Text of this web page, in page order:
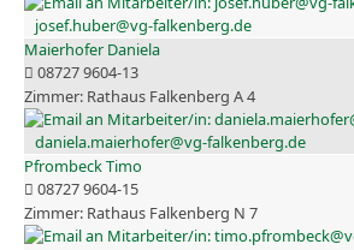
josef.huber@vg-falkenberg.de
Maierhofer Daniela
08727 9604-13
Rathaus Falkenberg A 4
daniela.maierhofer@vg-falkenberg.de
Pfrombeck Timo
08727 9604-15
Rathaus Falkenberg N 7